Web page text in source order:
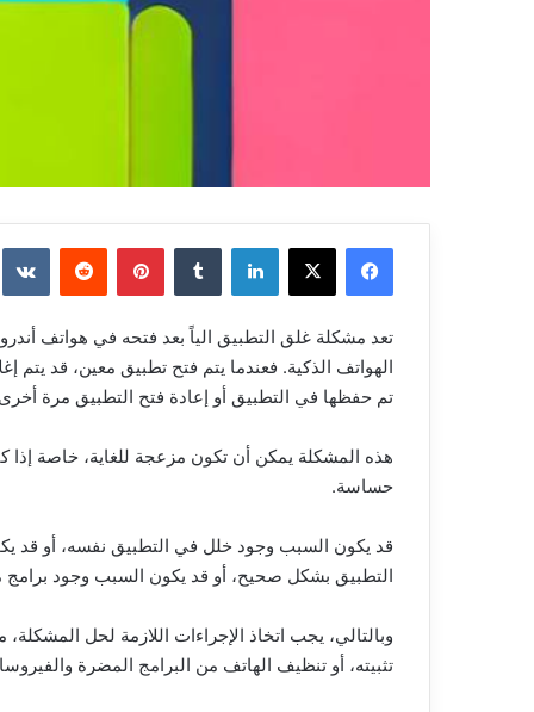
فيسبوك ‫X لينكدإن بينتيريست
تعد مشكلة غلق التطبيق الياً بعد فتحه في هواتف
الهواتف الذكية. فعندما يتم فتح تطبيق معين، قد يتم
تم حفظها في التطبيق أو إعادة فتح التطبيق مرة
هذه المشكلة يمكن أن تكون مزعجة للغاية، خاصة إذا
حساسة.
قد يكون السبب وجود خلل في التطبيق نفسه، أو قد
التطبيق بشكل صحيح، أو قد يكون السبب وجود برامج
وبالتالي، يجب اتخاذ الإجراءات اللازمة لحل
تثبيته، أو تنظيف الهاتف من البرامج المضرة